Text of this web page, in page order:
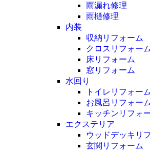
雨漏れ修理
雨樋修理
内装
収納リフォーム
クロスリフォーム
床リフォーム
窓リフォーム
水回り
トイレリフォーム
お風呂リフォーム
キッチンリフォ
エクステリア
ウッドデッキリ
玄関リフォーム